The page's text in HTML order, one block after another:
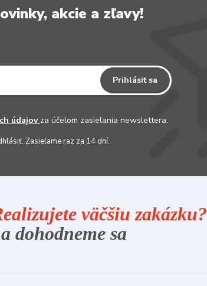
akcie a zľavy!
Prihlásiť sa
údajov za účelom zasielania newslettera.
Zasielame raz za 14 dní.
väčšiu zakázku?
dohodneme sa